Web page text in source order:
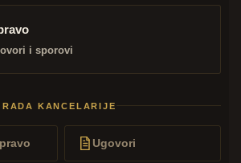
i sporovi
KANCELARIJE
Ugovori